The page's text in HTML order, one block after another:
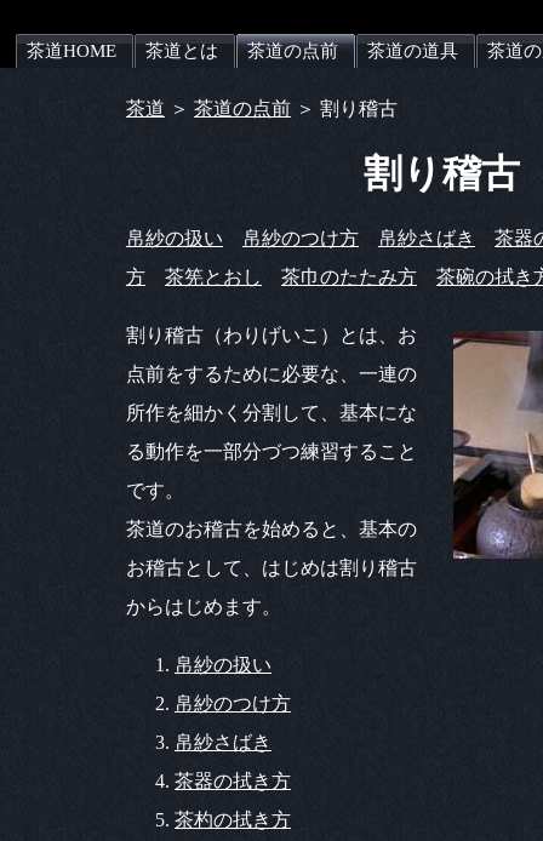
茶道HOME 茶道とは 茶道の点前 茶道の道具 茶道
茶道 ＞ 茶道の点前 ＞ 割り稽古
割り稽古
帛紗の扱い 帛紗のつけ方 帛紗さばき
茶器
方
茶筅とおし 茶巾のたたみ方 茶碗の拭き
割り稽古（わりげいこ）とは、お
点前をするために必要な、一連の
所作を細かく分割して、基本にな
る動作を一部分づつ練習すること
です。
茶道のお稽古を始めると、基本の
お稽古として、はじめは割り稽古
からはじめます。
帛紗の扱い
帛紗のつけ方
帛紗さばき
茶器の拭き方
茶杓の拭き方